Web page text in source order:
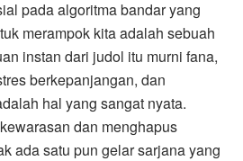
pada algoritma bandar yang
merampok kita adalah sebuah
instan dari judol itu murni fana,
berkepanjangan, dan
hal yang sangat nyata.
dan menghapus
ada satu pun gelar sarjana yang